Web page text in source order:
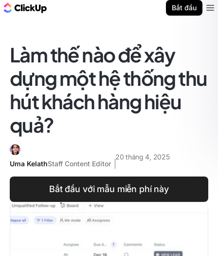
Bắt đầu
Làm thế nào để xây
dựng một hệ thống thu
hút khách hàng hiệu
quả?
Uma KelathStaff Content Editor
20 tháng 4, 2025
Bắt đầu với mẫu miễn phí này